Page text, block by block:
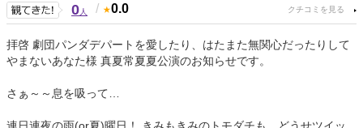
0人 / 0.0
拝啓 劇団パンダデパートを愛したり、はたまた無関心だったりして
やまないあなた様 真夏常夏夏公演のお知らせです。
さぁ～～息を吸って…